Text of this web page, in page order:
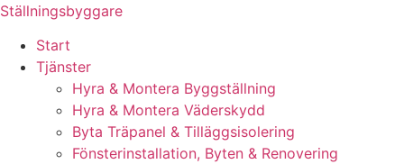
Skip
content
Ställningsbyggare
Start
Tjänster
Hyra & Montera Byggställning
Hyra & Montera Väderskydd
Byta Träpanel & Tilläggsisolering
Fönsterinstallation, Byten & Renovering